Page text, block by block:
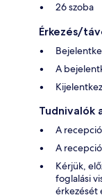
26 szoba
Érkezés/
A
Tudnivalók
A
A
Kérjük,
foglalási
érkezését